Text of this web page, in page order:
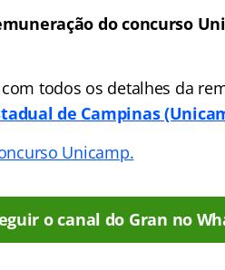
do concurso
todos os detalhes da
de Campinas
Unicamp.
o canal do Gran no